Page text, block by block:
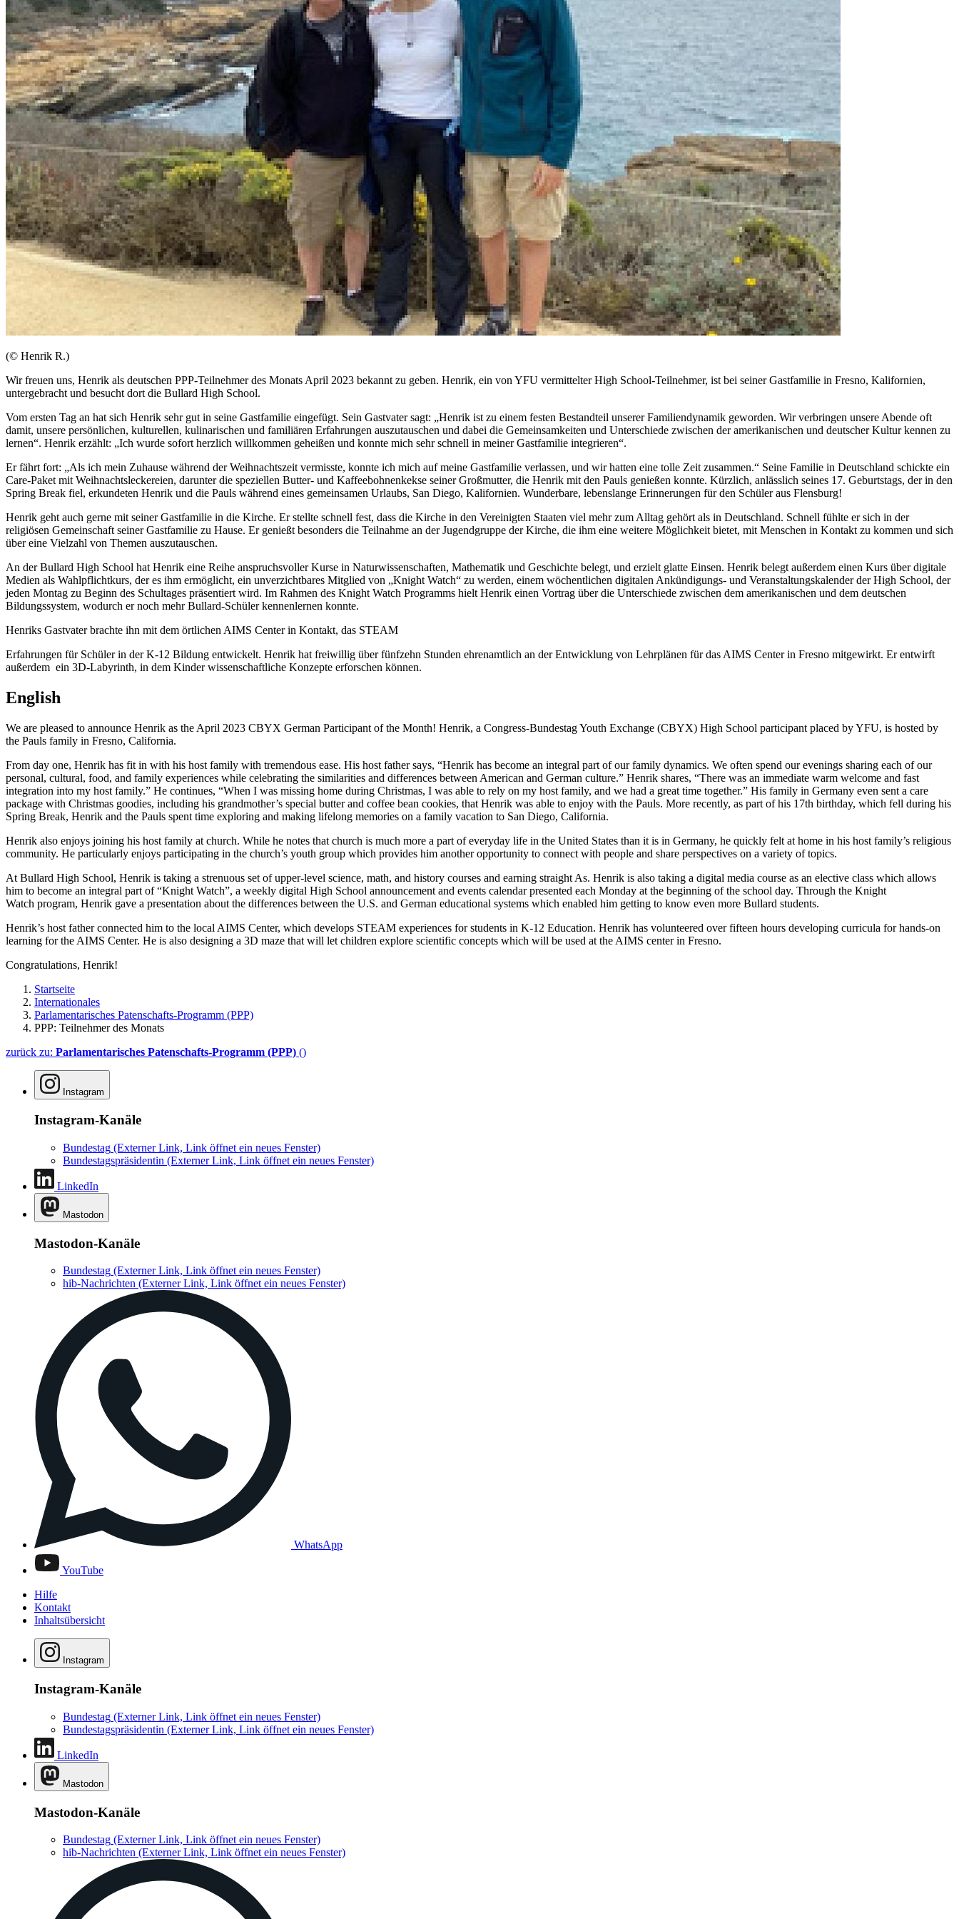
(© Henrik R.)
Wir freuen uns, Henrik als deutschen PPP-Teilnehmer des Monats April 2023 bekannt zu geben. Henrik, ein von YFU vermittelterHigh School-Teilnehmer, ist bei seiner Gastfamilie in Fresno, Kalifornien,
untergebracht und besucht dort die Bullard High School.
Vom ersten Tag an hat sich Henrik sehr gut in seine Gastfamilie eingefügt. Sein Gastvater sagt: „Henrik ist zu einem festen Bestandteil unserer Familiendynamik geworden. Wir verbringen unsere Abende oft
damit, unsere persönlichen, kulturellen, kulinarischen und familiären Erfahrungen auszutauschen und dabei die Gemeinsamkeiten und Unterschiede zwischen der amerikanischen und deutscher Kultur kennen zu
lernen“. Henrik erzählt: „Ich wurde sofort herzlich willkommen geheißen und konnte mich sehr schnell in meiner Gastfamilie integrieren“.
Er fährt fort: „Als ich mein Zuhause während der Weihnachtszeit vermisste, konnte ich mich auf meine Gastfamilie verlassen, und wir hatten eine tolle Zeit zusammen.“ Seine Familie in Deutschland schickte ein
Care-Paket mit Weihnachtsleckereien, darunter die speziellen Butter- und Kaffeebohnenkekse seiner Großmutter, die Henrik mit den Pauls genießen konnte. Kürzlich, anlässlich seines 17. Geburtstags, der in den
Spring Break fiel, erkundeten Henrik und die Pauls während eines gemeinsamen Urlaubs, San Diego, Kalifornien. Wunderbare, lebenslange Erinnerungen für den Schüler aus Flensburg!
Henrik geht auch gerne mit seiner Gastfamilie in die Kirche. Er stellte schnell fest, dass die Kirche in den Vereinigten Staaten viel mehr zum Alltag gehört als in Deutschland. Schnell fühlte er sich in der
religiösen Gemeinschaft seiner Gastfamilie zu Hause. Er genießt besonders die Teilnahme an der Jugendgruppe der Kirche, die ihm eine weitere Möglichkeit bietet, mit Menschen in Kontakt zu kommen und sich
über eine Vielzahl von Themen auszutauschen.
An derBullard High School hat Henrik eine Reihe anspruchsvoller Kurse in Naturwissenschaften, Mathematik und Geschichte belegt, und erzielt glatte Einsen. Henrik belegt außerdem einen Kurs über digitale
Medien als Wahlpflichtkurs, der es ihm ermöglicht, ein unverzichtbares Mitglied von „Knight Watch“ zu werden, einem wöchentlichen digitalen Ankündigungs- und Veranstaltungskalender derHigh School, der
jeden Montag zu Beginn des Schultages präsentiert wird. Im Rahmen des Knight Watch Programms hielt Henrik einen Vortrag über die Unterschiede zwischen dem amerikanischen und dem deutschen
Bildungssystem, wodurch er noch mehrBullard-Schüler kennenlernen konnte.
Henriks Gastvater brachte ihn mit dem örtlichen AIMS Center in Kontakt, das STEAM
Erfahrungen für Schüler in der K-12 Bildung entwickelt. Henrik hat freiwillig über fünfzehn Stunden ehrenamtlich an der Entwicklung von Lehrplänen für das AIMS Center in Fresno mitgewirkt. Er entwirft
außerdem ein 3D-Labyrinth, in dem Kinder wissenschaftliche Konzepte erforschen können.
English
We are pleased to announce Henrik as the April 2023 CBYX German Participant of the Month! Henrik, a Congress-BundestagYouth Exchange (CBYX) High School participant placed by YFU, is hosted by
the Pauls family in Fresno, California.
From day one, Henrik has fit in with his host family with tremendous ease. His host father says, “Henrik has become an integral part of our family dynamics. We often spend our evenings sharing each of our
personal, cultural, food, and family experiences while celebrating the similarities and differences between American and German culture.” Henrik shares, “There was an immediate warm welcome and fast
integration into my host family.” He continues, “When I was missing home during Christmas, I was able to rely on my host family, and we had a great time together.” His family in Germany even sent a care
package with Christmas goodies, including his grandmother’s special butter and coffee bean cookies, that Henrik was able to enjoy with the Pauls. More recently, as part of his 17th birthday, which fell during his
Spring Break, Henrik and the Pauls spent time exploring and making lifelong memories on a family vacation to San Diego, California.
Henrik also enjoys joining his host family at church. While he notes that church is much more a part of everyday life in the United States than it is in Germany, he quickly felt at home in his host family’s religious
community. He particularly enjoys participating in the church’s youth group which provides him another opportunity to connect with people and share perspectives on a variety of topics.
At Bullard High School, Henrik is taking a strenuous set of upper-level science, math, and history courses and earning straight As. Henrik is also taking a digital media course as an elective class which allows
him to become an integral part of “Knight Watch”, a weekly digital High School announcement and events calendar presented each Monday at the beginning of the school day. Through the Knight
Watch program, Henrik gave a presentation about the differences between the U.S. and German educational systems which enabled him getting to know even more Bullard students.
Henrik’s host father connected him to the local AIMS Center, which develops STEAM experiences for students in K-12 Education. Henrik has volunteered over fifteen hours developing curricula for hands-on
learning for the AIMS Center. He is also designing a 3D maze that will let children explore scientific concepts which will be used at the AIMS center in Fresno.
Congratulations, Henrik!
Startseite
Internationales
Parlamentarisches Patenschafts-Programm (PPP)
PPP: Teilnehmer des Monats
zurück zu: Parlamentarisches Patenschafts-Programm (PPP) ()
Instagram
Instagram-Kanäle
Bundestag (Externer Link, Link öffnet ein neues Fenster)
Bundestagspräsidentin (Externer Link, Link öffnet ein neues Fenster)
LinkedIn
Mastodon
Mastodon-Kanäle
Bundestag (Externer Link, Link öffnet ein neues Fenster)
hib-Nachrichten (Externer Link, Link öffnet ein neues Fenster)
WhatsApp
YouTube
Hilfe
Kontakt
Inhaltsübersicht
Instagram
Instagram-Kanäle
Bundestag (Externer Link, Link öffnet ein neues Fenster)
Bundestagspräsidentin (Externer Link, Link öffnet ein neues Fenster)
LinkedIn
Mastodon
Mastodon-Kanäle
Bundestag (Externer Link, Link öffnet ein neues Fenster)
hib-Nachrichten (Externer Link, Link öffnet ein neues Fenster)